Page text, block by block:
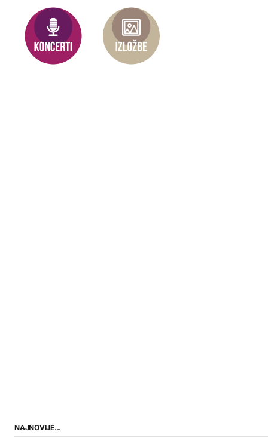
NAJNOVIJE...